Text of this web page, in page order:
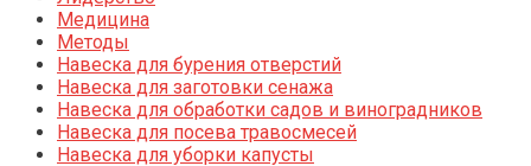
Медицина
Методы
Навеска для бурения отверстий
Навеска для заготовки сенажа
Навеска для обработки садов и виноградников
Навеска для посева травосмесей
Навеска для уборки капусты